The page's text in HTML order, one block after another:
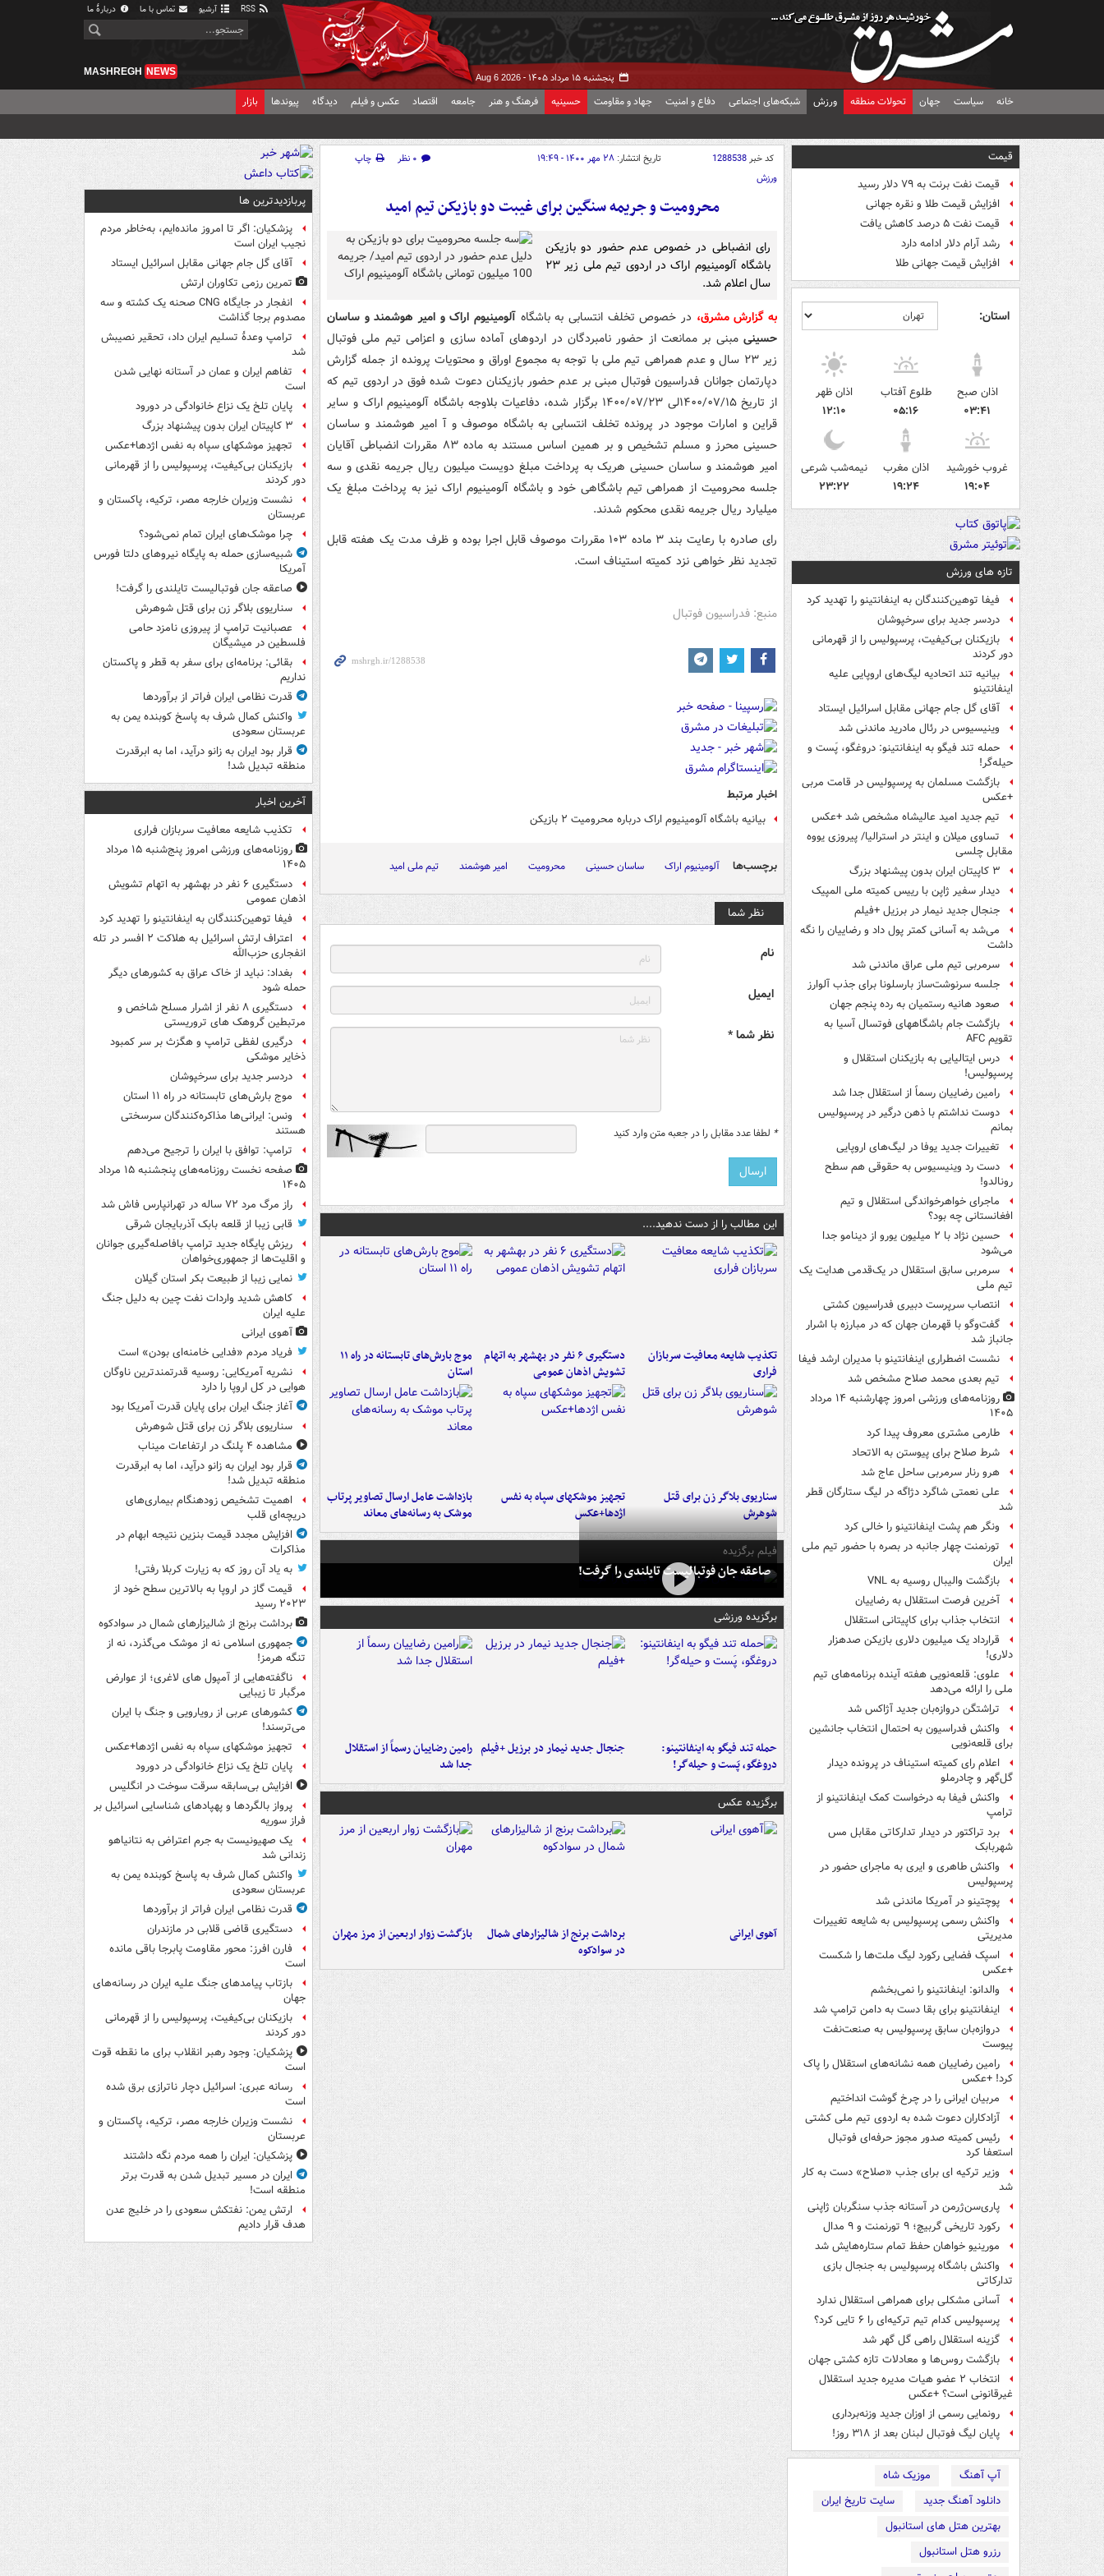
آرشیو تماس با ما دربارهٔ ما
پنجشنبه ۱۵ مرداد ۱۴۰۵ - Aug 6 2026
MASHREGH NEWS
خانه سیاست جهان تحولات منطقه ورزش شبکه‌های اجتماعی دفاع و امنیت جهاد و مقاومت حسینیه فرهنگ و هنر جامعه اقتصاد عکس و فیلم دیدگاه پیوندها بازار
قیمت
قیمت نفت برنت به ۷۹ دلار رسید
افزایش قیمت طلا و نقره جهانی
قیمت نفت ۵ درصد کاهش یافت
رشد آرام دلار ادامه دارد
افزایش قیمت جهانی طلا
استان:
اذان صبح
۰۳:۴۱
طلوع آفتاب
۰۵:۱۶
اذان ظهر
۱۲:۱۰
غروب خورشید
۱۹:۰۴
اذان مغرب
۱۹:۲۴
نیمه‌شب شرعی
۲۳:۲۲
تازه های ورزش
فیفا توهین‌کنندگان به اینفانتینو را تهدید کرد
دردسر جدید برای سرخپوشان
بازیکنان بی‌کیفیت، پرسپولیس را از قهرمانی
دور کردند
بیانیه تند اتحادیه لیگ‌های اروپایی علیه
اینفانتینو
آقای گل جام جهانی مقابل اسرائیل ایستاد
وینیسیوس در رئال مادرید ماندنی شد
حمله تند فیگو به اینفانتینو: دروغگو، پَست‌ و
حیله‌گر!
بازگشت مسلمان به پرسپولیس در قامت مربی
+عکس
تیم جدید امید عالیشاه مشخص شد +عکس
تساوی میلان و اینتر در استرالیا/ پیروزی یووه
مقابل چلسی
۳ کاپیتان ایران بدون پیشنهاد بزرگ
دیدار سفیر ژاپن با رییس کمیته ملی المپیک
جنجال جدید نیمار در برزیل +فیلم
می‌شد به آسانی کمتر پول داد و رضاییان را نگه
داشت
سرمربی تیم ملی عراق ماندنی شد
جلسه سرنوشت‌ساز بارسلونا برای جذب آلوارز
صعود هانیه رستمیان به رده پنجم جهان
بازگشت جام باشگاههای فوتسال آسیا به
تقویم AFC
درس ایتالیایی‌ به بازیکنان استقلال و
پرسپولیس!
رامین رضاییان رسماً از استقلال جدا شد
دوست نداشتم با ذهن درگیر در پرسپولیس
بمانم
تغییرات جدید یوفا در لیگ‌های اروپایی
دست رد وینیسیوس به حقوقی هم سطح
رونالدو!
ماجرای خواهرخواندگی استقلال و تیم
افغانستانی چه بود؟
حسین نژاد با ۲ میلیون یورو از دینامو جدا
می‌شود
سرمربی سابق استقلال در یک‌قدمی هدایت یک
تیم ملی
انتصاب سرپرست دبیری فدراسیون کشتی
گفت‌وگو با قهرمان جهان که در مبارزه با اشرار
جانباز شد
نشست اضطراری اینفانتینو با مدیران ارشد فیفا
تیم بعدی محمد صلاح مشخص شد
روزنامه‌های ورزشی امروز چهارشنبه ۱۴ مرداد
۱۴۰۵
طارمی مشتری معروف پیدا کرد
شرط صلاح برای پیوستن به الاتحاد
هرو رنار سرمربی ساحل عاج شد
علی نعمتی شاگرد دژاگه در لیگ ستارگان قطر
شد
ونگر هم پشت اینفانتینو را خالی کرد
تورنمنت چهار جانبه در بصره با حضور تیم ملی
ایران
بازگشت والیبال روسیه به VNL
آخرین فرصت استقلال به رضاییان
انتخاب جذاب برای کاپیتانی استقلال
قرارداد یک میلیون دلاری بازیکن صدهزار
دلاری!
علوی: قلعه‌نویی هفته آینده برنامه‌های تیم
ملی را ارائه می‌دهد
تراِشتگن دروازه‌بان جدید آژاکس شد
واکنش فدراسیون به احتمال انتخاب جانشین
برای قلعه‌نویی
اعلام رای کمیته استیناف در پرونده دیدار
گل‌گهر و چادرملو
واکنش فیفا به درخواست کمک اینفانتینو از
ترامپ
برد تراکتور در دیدار تدارکاتی مقابل مس
شهربابک
واکنش طاهری و ایری به ماجرای حضور در
پرسپولیس
پوچتینو در آمریکا ماندنی شد
واکنش رسمی پرسپولیس به شایعه تغییرات
مدیریتی
اسپک فضایی رکورد لیگ ملت‌ها را شکست
+عکس
والدانو: اینفانتینو را نمی‌بخشم
اینفانتینو برای بقا دست به دامن ترامپ شد
دروازه‌بان سابق پرسپولیس به صنعت‌نفت
پیوست
رامین رضاییان همه نشانه‌های استقلال را پاک
کرد! +عکس
مربیان ایرانی را در چرخ گوشت انداختیم
آزادکاران دعوت شده به اردوی تیم ملی کشتی
رئیس کمیته صدور مجوز حرفه‌ای فوتبال
استعفا کرد
وزیر ترکیه ای برای جذب «صلاح» دست به کار
شد
پاری‌سن‌ژرمن در آستانه جذب سنگربان ژاپنی
رکورد تاریخی گربیچ؛ ۹ تورنمنت و ۹ مدال
مورینیو خواهان حفظ تمام ستاره‌هایش شد
واکنش باشگاه پرسپولیس به جنجال بازی
تدارکاتی
آسانی مشکلی برای همراهی استقلال ندارد
پرسپولیس کدام تیم ترکیه‌ای را ۶ تایی کرد؟
گزینه استقلال راهی گل گهر شد
بازگشت روس‌ها و معادلات تازه کشتی جهان
انتخاب ۲ عضو هیات مدیره جدید استقلال
غیرقانونی است؟ +عکس
رونمایی رسمی از اوزان جدید وزنه‌برداری
پایان لیگ فوتبال لبنان بعد از ۳۱۸ روز!
آپ آهنگ
موزیک شاه
دانلود آهنگ جدید
سایت تاریخ ایران
بهترین هتل های استانبول
رزرو هتل استانبول
کد خبر1288538 تاریخ انتشار: ۲۸ مهر ۱۴۰۰ - ۱۹:۴۹ ۰ نظر
چاپ
ورزش
محرومیت و جریمه سنگین برای غیبت دو بازیکن تیم امید
رای انضباطی در خصوص عدم حضور دو بازیکن
باشگاه آلومینیوم اراک در اردوی تیم ملی زیر ۲۳
سال اعلام شد.
به گزارش مشرق، در خصوص تخلف انتسابی به باشگاه آلومینیوم اراک و امیر هوشمند و ساسان
حسینی مبنی بر ممانعت از حضور نامبردگان در اردوهای آماده سازی و اعزامی تیم ملی فوتبال
زیر ۲۳ سال و عدم همراهی تیم ملی با توجه به مجموع اوراق و محتویات پرونده از جمله گزارش
دپارتمان جوانان فدراسیون فوتبال مبنی بر عدم حضور بازیکنان دعوت شده فوق در اردوی تیم که
از تاریخ ۱۴۰۰/۰۷/۱۵لی ۱۴۰۰/۰۷/۲۳ برگزار شده، دفاعیات بلاوجه باشگاه آلومینیوم اراک و سایر
قراین و امارات موجود در پرونده تخلف انتسابی به باشگاه موصوف و آ امیر هوشمند و ساسان
حسینی محرز و مسلم تشخیص و بر همین اساس مستند به ماده ۸۳ مقررات انضباطی آقایان
امیر هوشمند و ساسان حسینی هریک به پرداخت مبلغ دویست میلیون ریال جریمه نقدی و سه
جلسه محرومیت از همراهی تیم باشگاهی خود و باشگاه آلومینیوم اراک نیز به پرداخت مبلغ یک
میلیارد ریال جریمه نقدی محکوم شدند.
رای صادره با رعایت بند ۳ ماده ۱۰۳ مقررات موصوف قابل اجرا بوده و ظرف مدت یک هفته قابل
تجدید نظر خواهی نزد کمیته استیناف است.
منبع: فدراسیون فوتبال
اخبار مرتبط
بیانیه باشگاه آلومینیوم اراک درباره محرومیت ۲ بازیکن
برچسب‌ها آلومینیوم اراک ساسان حسینی محرومیت امیر هوشمند تیم ملی امید
نظر شما
نام
ایمیل
نظر شما *
* لطفا عدد مقابل را در جعبه متن وارد کنید
این مطالب را از دست ندهید....
تکذیب شایعه معافیت سربازان
فراری
دستگیری ۶ نفر در بهشهر به اتهام
تشویش اذهان عمومی
موج بارش‌های تابستانه در راه ۱۱
استان
سناریوی بلاگر زن برای قتل
شوهرش
تجهیز موشکهای سپاه به نفس
اژدها+عکس
بازداشت عامل ارسال تصاویر پرتاب
موشک به رسانه‌های معاند
فیلم برگزیده
صاعقه جان فوتبالیست تایلندی را گرفت!
برگزیده ورزشی
حمله تند فیگو به اینفانتینو:
دروغگو، پَست‌ و حیله‌گر!
جنجال جدید نیمار در برزیل +فیلم رامین رضاییان رسماً از استقلال
جدا شد
برگزیده عکس
آهوی ایرانی
برداشت برنج از شالیزارهای شمال
در سوادکوه
بازگشت زوار اربعین از مرز مهران
پربازدیدترین ها
پزشکیان: اگر تا امروز مانده‌ایم، به‌خاطر مردم
نجیب ایران است
آقای گل جام جهانی مقابل اسرائیل ایستاد
تمرین رزمی تکاوران ارتش
انفجار در جایگاه CNG صحنه یک کشته و سه
مصدوم برجا گذاشت
ترامپ وعدۀ تسلیم ایران داد، تحقیر نصیبش
شد
تفاهم ایران و عمان در آستانه نهایی شدن
است
پایان تلخ یک نزاع خانوادگی در دورود
۳ کاپیتان ایران بدون پیشنهاد بزرگ
تجهیز موشکهای سپاه به نفس اژدها+عکس
بازیکنان بی‌کیفیت، پرسپولیس را از قهرمانی
دور کردند
نشست وزیران خارجه مصر، ترکیه، پاکستان و
عربستان
چرا موشک‌های ایران تمام نمی‌شود؟
شبیه‌سازی حمله به پایگاه نیروهای دلتا فورس
آمریکا
صاعقه جان فوتبالیست تایلندی را گرفت!
سناریوی بلاگر زن برای قتل شوهرش
عصبانیت ترامپ از پیروزی نامزد حامی
فلسطین در میشیگان
بقائی: برنامه‌ای برای سفر به قطر و پاکستان
نداریم
قدرت نظامی ایران فراتر از برآوردها
واکنش کمال شرف به پاسخ کوبنده یمن به
عربستان سعودی
قرار بود ایران به زانو درآید، اما به ابرقدرت
منطقه تبدیل شد!
آخرین اخبار
تکذیب شایعه معافیت سربازان فراری
روزنامه‌های ورزشی امروز پنج‌شنبه ۱۵ مرداد
۱۴۰۵
دستگیری ۶ نفر در بهشهر به اتهام تشویش
اذهان عمومی
فیفا توهین‌کنندگان به اینفانتینو را تهدید کرد
اعتراف ارتش اسرائیل به هلاکت ۲ افسر در تله
انفجاری حزب‌الله
بغداد: نباید از خاک عراق به کشورهای دیگر
حمله شود
دستگیری ۸ نفر از اشرار مسلح شاخص و
مرتبطین گروهک های تروریستی
درگیری لفظی ترامپ و هگزث بر سر کمبود
ذخایر موشکی
دردسر جدید برای سرخپوشان
موج بارش‌های تابستانه در راه ۱۱ استان
ونس: ایرانی‌ها مذاکره‌کنندگان سرسختی
هستند
ترامپ: توافق با ایران را ترجیح می‌دهم
صفحه نخست روزنامه‌های پنجشنبه ۱۵ مرداد
۱۴۰۵
راز مرگ مرد ۷۲ ساله در تهرانپارس فاش شد
قابی زیبا از قلعه بابک آذربایجان شرقی
ریزش پایگاه جدید ترامپ بافاصله‌گیری جوانان
و اقلیت‌ها از جمهوری‌خواهان
نمایی زیبا از طبیعت بکر استان گیلان
کاهش شدید واردات نفت چین به دلیل جنگ
علیه ایران
آهوی ایرانی
فریاد مردم «فدایی خامنه‌ای بودن» است
نشریه آمریکایی: روسیه قدرتمندترین ناوگان
هوایی در کل اروپا را دارد
آغاز جنگ ایران برای پایان قدرت آمریکا بود
سناریوی بلاگر زن برای قتل شوهرش
مشاهده ۴ پلنگ در ارتفاعات میناب
قرار بود ایران به زانو درآید، اما به ابرقدرت
منطقه تبدیل شد!
اهمیت تشخیص زودهنگام بیماری‌های
دریچه‌ای قلب
افزایش مجدد قیمت بنزین نتیجه ابهام در
مذاکرات
به یاد آن روز که به زیارت کربلا رفتی!
قیمت گاز در اروپا به بالاترین سطح خود از
۲۰۲۳ رسید
برداشت برنج از شالیزارهای شمال در سوادکوه
جمهوری اسلامی نه از موشک می‌گذرد، نه از
تنگه هرمز!
ناگفته‌هایی از آمپول های لاغری؛ از عوارض
مرگبار تا زیبایی
کشورهای عربی از رویارویی و جنگ با ایران
می‌ترسند!
تجهیز موشکهای سپاه به نفس اژدها+عکس
پایان تلخ یک نزاع خانوادگی در دورود
افزایش بی‌سابقه سرقت سوخت در انگلیس
پرواز بالگردها و پهپادهای شناسایی اسرائیل بر
فراز سوریه
یک صهیونیست به جرم اعتراض به نتانیاهو
زندانی شد
واکنش کمال شرف به پاسخ کوبنده یمن به
عربستان سعودی
قدرت نظامی ایران فراتر از برآوردها
دستگیری قاضی قلابی در مازندران
فارن افرز: محور مقاومت پابرجا باقی مانده
است
بازتاب پیامدهای جنگ علیه ایران در رسانه‌های
جهان
بازیکنان بی‌کیفیت، پرسپولیس را از قهرمانی
دور کردند
پزشکیان: وجود رهبر انقلاب برای ما نقطه قوت
است
رسانه عبری: اسرائیل دچار ناترازی برق شده
است
نشست وزیران خارجه مصر، ترکیه، پاکستان و
عربستان
پزشکیان: ایران را همه مردم نگه داشتند
ایران در مسیر تبدیل شدن به قدرت برتر
منطقه است!
ارتش یمن: نفتکش سعودی را در خلیج عدن
هدف قرار دادیم